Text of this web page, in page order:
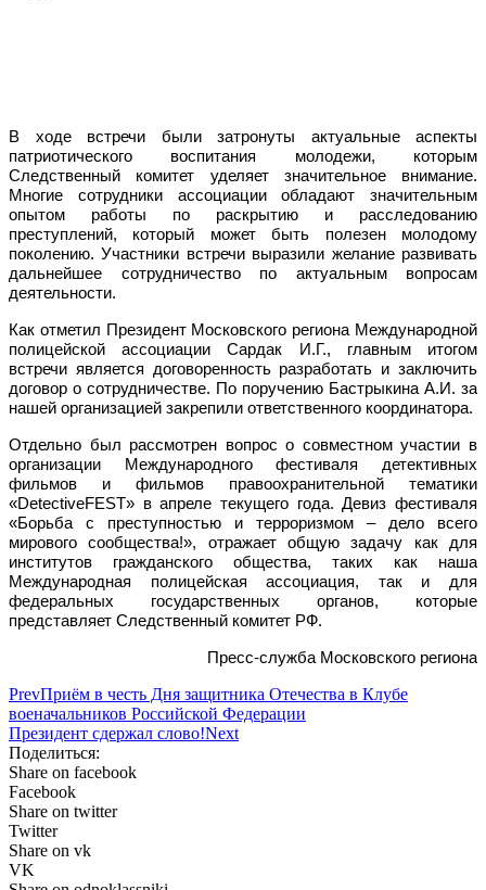
В ходе встречи были затронуты актуальные аспекты
патриотического воспитания молодежи, которым
Следственный комитет уделяет значительное внимание.
Многие сотрудники ассоциации обладают значительным
опытом работы по раскрытию и расследованию
преступлений, который может быть полезен молодому
поколению. Участники встречи выразили желание развивать
дальнейшее сотрудничество по актуальным вопросам
деятельности.
Как отметил Президент Московского региона Международной
полицейской ассоциации Сардак И.Г., главным итогом
встречи является договоренность разработать и заключить
договор о сотрудничестве. По поручению Бастрыкина А.И. за
нашей организацией закрепили ответственного координатора.
Отдельно был рассмотрен вопрос о совместном участии в
организации Международного фестиваля детективных
фильмов и фильмов правоохранительной тематики
«DetectiveFEST» в апреле текущего года. Девиз фестиваля
«Борьба с преступностью и терроризмом – дело всего
мирового сообщества!», отражает общую задачу как для
институтов гражданского общества, таких как наша
Международная полицейская ассоциация, так и для
федеральных государственных органов, которые
представляет Следственный комитет РФ.
Пресс-служба Московского региона
PrevПриём в честь Дня защитника Отечества в Клубе
военачальников Российской Федерации
Президент сдержал слово!Next
Поделиться:
Share on facebook
Facebook
Share on twitter
Twitter
Share on vk
VK